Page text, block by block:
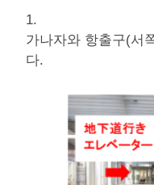
1.
가나자와 항출구(서
다.